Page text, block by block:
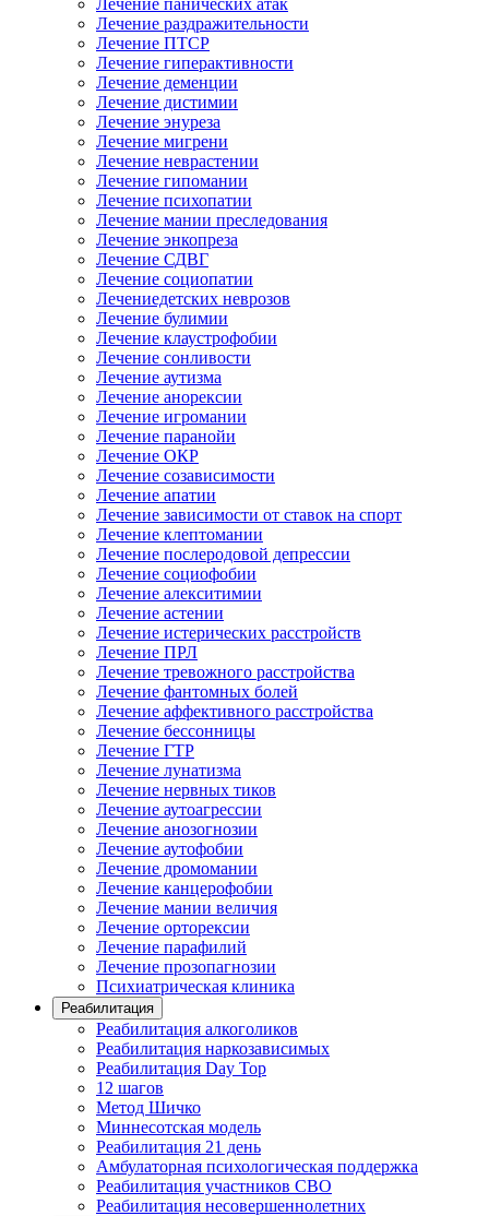
Лечение панических атак
Лечение раздражительности
Лечение ПТСР
Лечение гиперактивности
Лечение деменции
Лечение дистимии
Лечение энуреза
Лечение мигрени
Лечение неврастении
Лечение гипомании
Лечение психопатии
Лечение мании преследования
Лечение энкопреза
Лечение СДВГ
Лечение социопатии
Лечениедетских неврозов
Лечение булимии
Лечение клаустрофобии
Лечение сонливости
Лечение аутизма
Лечение анорексии
Лечение игромании
Лечение паранойи
Лечение ОКР
Лечение созависимости
Лечение апатии
Лечение зависимости от ставок на спорт
Лечение клептомании
Лечение послеродовой депрессии
Лечение социофобии
Лечение алекситимии
Лечение астении
Лечение истерических расстройств
Лечение ПРЛ
Лечение тревожного расстройства
Лечение фантомных болей
Лечение аффективного расстройства
Лечение бессонницы
Лечение ГТР
Лечение лунатизма
Лечение нервных тиков
Лечение аутоагрессии
Лечение анозогнозии
Лечение аутофобии
Лечение дромомании
Лечение канцерофобии
Лечение мании величия
Лечение орторексии
Лечение парафилий
Лечение прозопагнозии
Психиатрическая клиника
Реабилитация
Реабилитация алкоголиков
Реабилитация наркозависимых
Реабилитация Day Top
12 шагов
Метод Шичко
Миннесотская модель
Реабилитация 21 день
Амбулаторная психологическая поддержка
Реабилитация участников СВО
Реабилитация несовершеннолетних